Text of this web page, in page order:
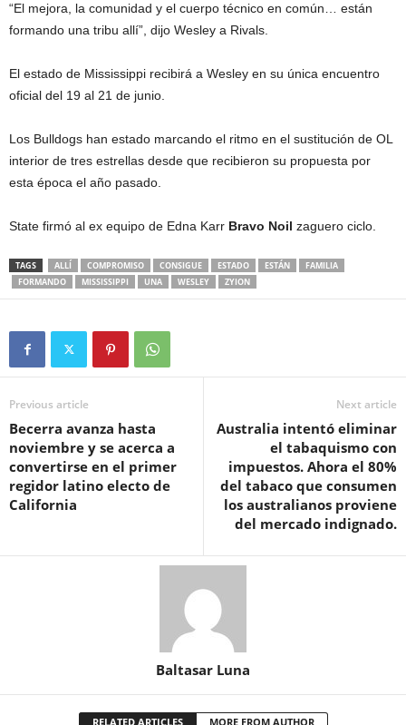
“El mejora, la comunidad y el cuerpo técnico en común… están
formando una tribu allí”, dijo Wesley a Rivals.
El estado de Mississippi recibirá a Wesley en su única encuentro
oficial del 19 al 21 de junio.
Los Bulldogs han estado marcando el ritmo en el sustitución de OL
interior de tres estrellas desde que recibieron su propuesta por
esta época el año pasado.
State firmó al ex equipo de Edna Karr Bravo Noil zaguero ciclo.
TAGS ALLÍ COMPROMISO CONSIGUE ESTADO ESTÁN
FAMILIA
FORMANDO
MISSISSIPPI UNA WESLEY ZYION
Previous article
Becerra avanza hasta
noviembre y se acerca a
convertirse en el primer
regidor latino electo de
California
Next article
Australia intentó eliminar
el tabaquismo con
impuestos. Ahora el 80%
del tabaco que consumen
los australianos proviene
del mercado indignado.
Baltasar Luna
RELATED ARTICLES MORE FROM AUTHOR